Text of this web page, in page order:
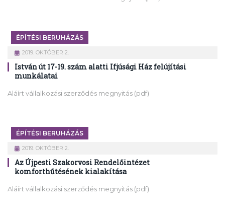
ÉPÍTÉSI BERUHÁZÁS
2019. OKTÓBER 2.
István út 17-19. szám alatti Ifjúsági Ház felújítási
munkálatai
Aláírt vállalkozási szerződés megnyitás (pdf)
ÉPÍTÉSI BERUHÁZÁS
2019. OKTÓBER 2.
Az Újpesti Szakorvosi Rendelőintézet
komforthűtésének kialakítása
Aláírt vállalkozási szerződés megnyitás (pdf)